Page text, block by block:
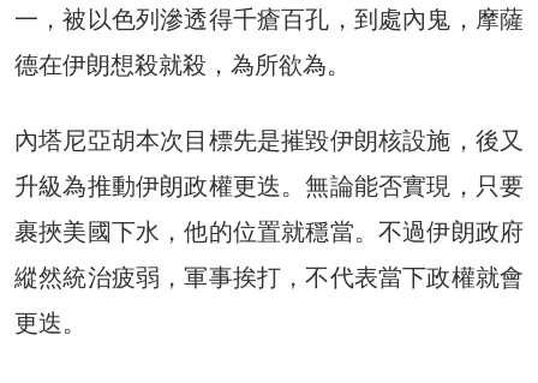
一，被以色列滲透得千瘡百孔，到處內鬼，摩薩
德在伊朗想殺就殺，為所欲為。
內塔尼亞胡本次目標先是摧毀伊朗核設施，後又
升級為推動伊朗政權更迭。無論能否實現，只要
裹挾美國下水，他的位置就穩當。不過伊朗政府
縱然統治疲弱，軍事挨打，不代表當下政權就會
更迭。